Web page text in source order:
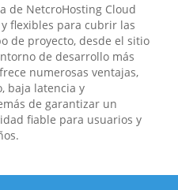
de NetcroHosting Cloud
flexibles para cubrir las
de proyecto, desde el sitio
de desarrollo más
numerosas ventajas,
baja latencia y
de garantizar un
fiable para usuarios y